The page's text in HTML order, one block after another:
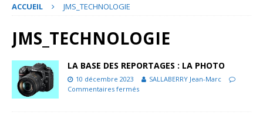
ACCUEIL JMS_TECHNOLOGIE
JMS_TECHNOLOGIE
LA BASE DES REPORTAGES : LA PHOTO
10 décembre 2023
SALLABERRY Jean-Marc
Commentaires fermés